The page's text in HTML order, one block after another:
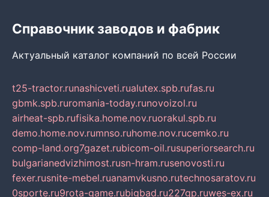
Справочник заводов и фабрик
Актуальный каталог компаний по всей России
t25-tractor.runashicveti.rualutex.spb.rufas.ru
gbmk.spb.ruromania-today.runovoizol.ru
airheat-spb.rufisika.home.nov.ruorakul.spb.ru
demo.home.nov.rumnso.ruhome.nov.rucemko.ru
comp-land.org7gazet.rubicom-oil.rusuperiorsearch.ru
bulgarianedvizhimost.rusn-hram.rusenovosti.ru
fexer.rusnite-mebel.ruanamvkusno.rutechnosaratov.ru
0sporte.ru9rota-game.rubigbad.ru227gp.ruwes-ex.ru